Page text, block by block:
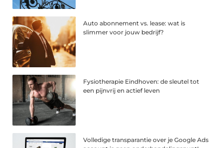
Auto abonnement vs. lease: wat is
slimmer voor jouw bedrijf?
Fysiotherapie Eindhoven: de sleutel tot
een pijnvrij en actief leven
Volledige transparantie over je Google Ads